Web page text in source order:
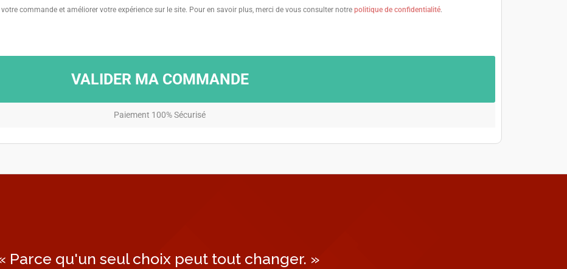
commande et améliorer votre expérience sur le site. Pour en savoir plus, merci de vous consulter notre politique de confidentialité.
VALIDER MA COMMANDE
Paiement 100% Sécurisé
Parce qu'un seul choix peut tout changer. »